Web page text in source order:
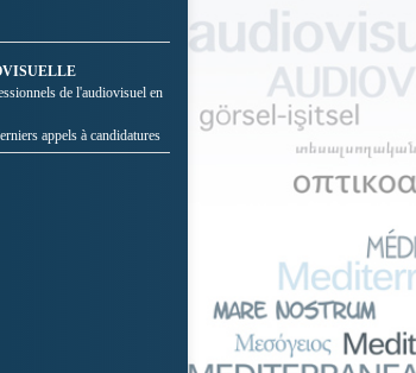
de l'audiovisuel en
appels à candidatures